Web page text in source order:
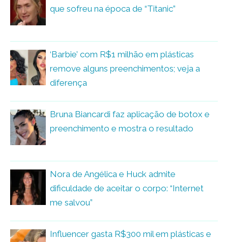
que sofreu na época de “Titanic”
‘Barbie’ com R$1 milhão em plásticas
remove alguns preenchimentos; veja a
diferença
Bruna Biancardi faz aplicação de botox e
preenchimento e mostra o resultado
Nora de Angélica e Huck admite
dificuldade de aceitar o corpo: “Internet
me salvou”
Influencer gasta R$300 mil em plásticas e